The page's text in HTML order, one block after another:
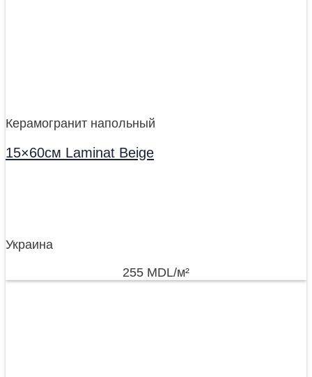
Керамогранит напольный
15×60см Laminat Beige
Украина
255 MDL/м²